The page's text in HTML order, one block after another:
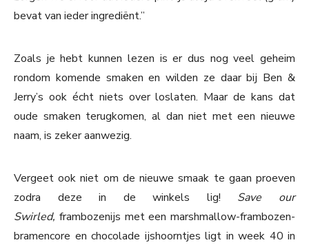
bevat van ieder ingrediënt.”
Zoals je hebt kunnen lezen is er dus nog veel geheim
rondom komende smaken en wilden ze daar bij Ben &
Jerry’s ook écht niets over loslaten. Maar de kans dat
oude smaken terugkomen, al dan niet met een nieuwe
naam, is zeker aanwezig.
Vergeet ook niet om de nieuwe smaak te gaan proeven
zodra deze in de winkels lig! Save our
Swirled, frambozenijs met een marshmallow-frambozen-
bramencore en chocolade ijshoorntjes ligt in week 40 in